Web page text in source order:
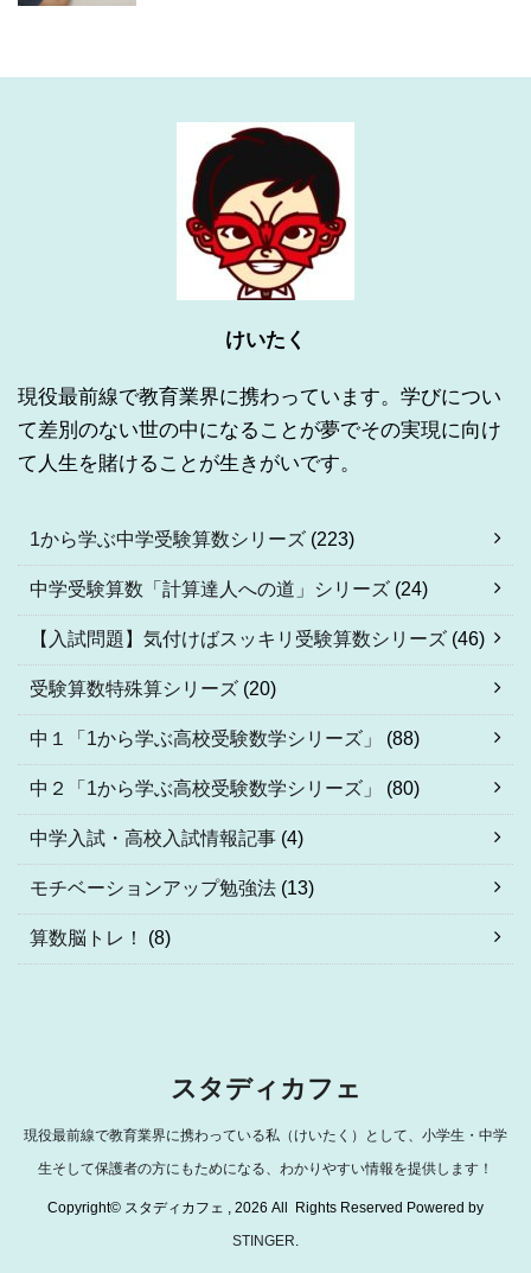
けいたく
現役最前線で教育業界に携わっています。学びについ
て差別のない世の中になることが夢でその実現に向け
て人生を賭けることが生きがいです。
1から学ぶ中学受験算数シリーズ (223)
中学受験算数「計算達人への道」シリーズ (24)
【入試問題】気付けばスッキリ受験算数シリーズ (46)
受験算数特殊算シリーズ (20)
中１「1から学ぶ高校受験数学シリーズ」 (88)
中２「1から学ぶ高校受験数学シリーズ」 (80)
中学入試・高校入試情報記事 (4)
モチベーションアップ勉強法 (13)
算数脳トレ！ (8)
スタディカフェ
現役最前線で教育業界に携わっている私（けいたく）として、小学生・中学
生そして保護者の方にもためになる、わかりやすい情報を提供します！
Copyright© スタディカフェ , 2026 All Rights Reserved Powered by
STINGER.